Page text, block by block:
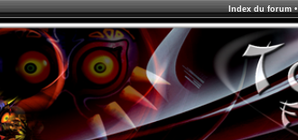
Index du forum•